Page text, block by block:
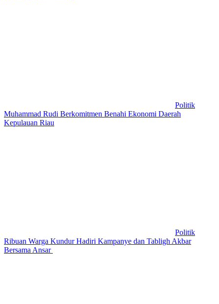
Politik
Muhammad Rudi Berkomitmen Benahi Ekonomi Daerah
Kepulauan Riau
Politik
Ribuan Warga Kundur Hadiri Kampanye dan Tabligh Akbar
Bersama Ansar